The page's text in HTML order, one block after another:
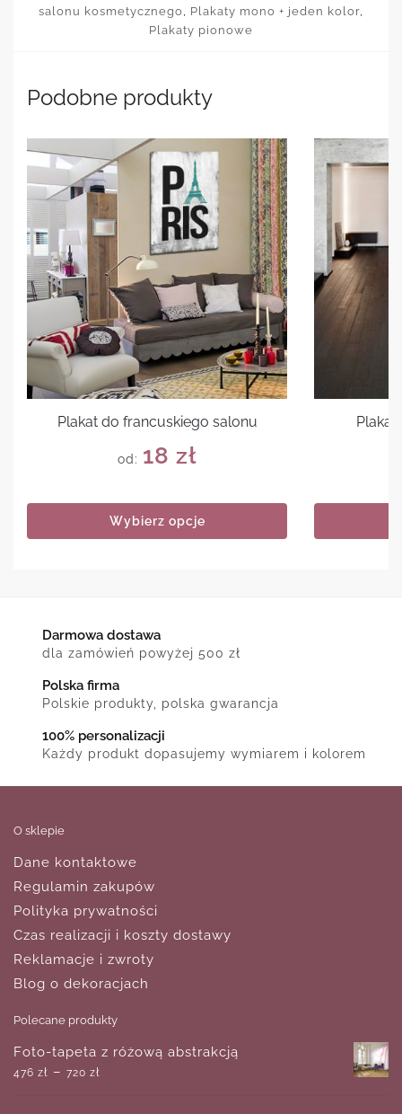
salonu kosmetycznego
Plakaty mono + jeden kolor
Plakaty pionowe
Podobne produkty
Plakat do francuskiego salonu
od: 18 zł
Wybierz opcje
Plakat
Darmowa dostawa
dla zamówień powyżej 500 zł
Polska firma
Polskie produkty, polska gwarancja
100% personalizacji
Każdy produkt dopasujemy wymiarem i kolorem
O sklepie
Dane kontaktowe
Regulamin zakupów
Polityka prywatności
Czas realizacji i koszty dostawy
Reklamacje i zwroty
Blog o dekoracjach
Polecane produkty
Foto-tapeta z różową abstrakcją
476 zł – 720 zł